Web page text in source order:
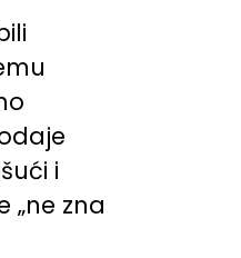
i
„ne zna